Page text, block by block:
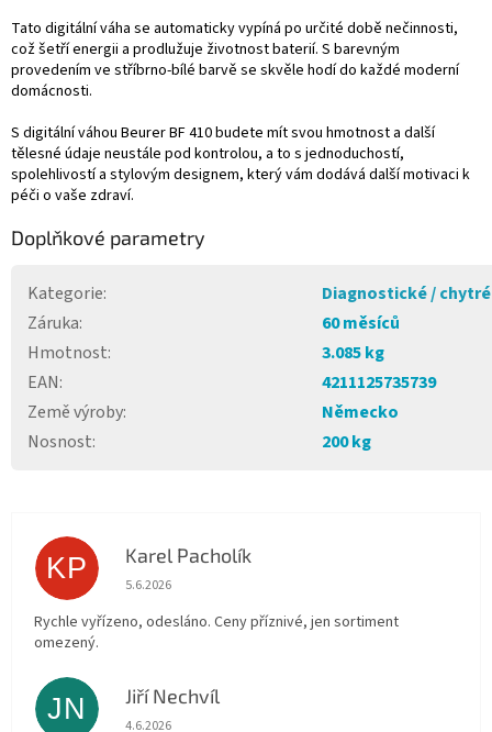
Tato digitální váha se automaticky vypíná po určité době nečinnosti,
což šetří energii a prodlužuje životnost baterií. S barevným
provedením ve stříbrno-bílé barvě se skvěle hodí do každé moderní
domácnosti.
S digitální váhou Beurer BF 410 budete mít svou hmotnost a další
tělesné údaje neustále pod kontrolou, a to s jednoduchostí,
spolehlivostí a stylovým designem, který vám dodává další motivaci k
péči o vaše zdraví.
Doplňkové parametry
Kategorie:
Diagnostické /
Záruka:
60 měsíců
Hmotnost:
3.085 kg
EAN:
4211125735739
Země výroby:
Německo
Nosnost: 200 kg
KP Karel Pacholík
Hodnocení obchodu je 4 z 5 hvězdiček.
5.6.2026
Rychle vyřízeno, odesláno. Ceny příznivé, jen sortiment
omezený.
JN Jiří Nechvíl
Hodnocení obchodu je 5 z 5 hvězdiček.
4.6.2026